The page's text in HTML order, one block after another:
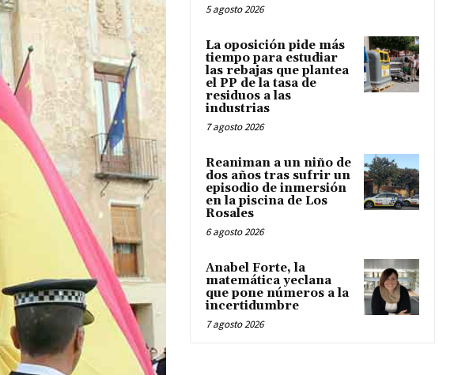
5 agosto 2026
La oposición pide más
tiempo para estudiar
las rebajas que plantea
el PP de la tasa de
residuos a las
industrias
7 agosto 2026
Reaniman a un niño de
dos años tras sufrir un
episodio de inmersión
en la piscina de Los
Rosales
6 agosto 2026
Anabel Forte, la
matemática yeclana
que pone números a la
incertidumbre
7 agosto 2026